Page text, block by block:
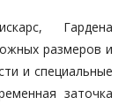
Гардена
размеров и
и специальные
заточка